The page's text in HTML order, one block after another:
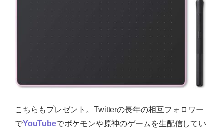
こちらもプレゼント。Twitterの長年の相互フォロワー
でYouTubeでポケモンや原神のゲームを生配信してい